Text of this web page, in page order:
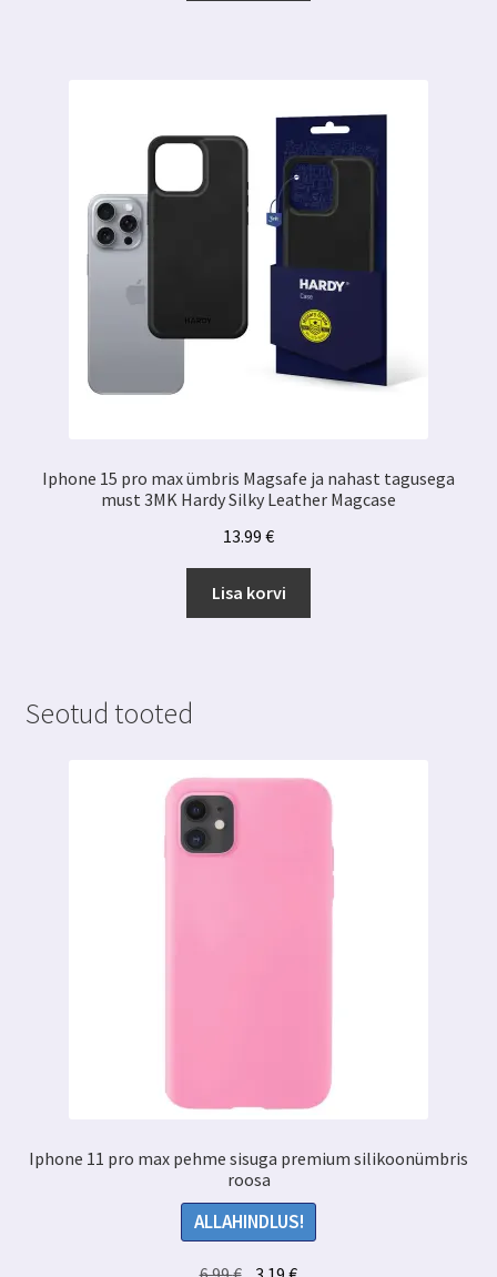
Iphone 15 pro max ümbris Magsafe ja nahast tagusega
must 3MK Hardy Silky Leather Magcase
13.99 €
Lisa korvi
Seotud tooted
Iphone 11 pro max pehme sisuga premium silikoonümbris
roosa
ALLAHINDLUS!
Algne Praegune